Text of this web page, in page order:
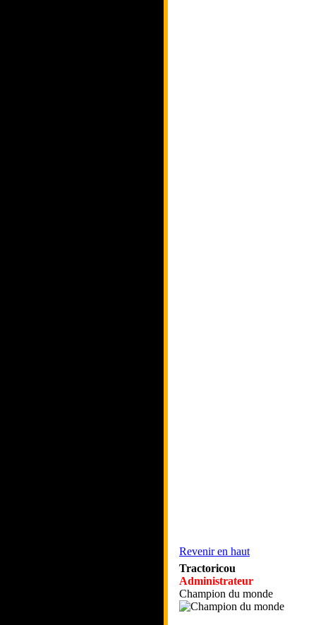
Revenir en haut
Tractoricou
Administrateur
Champion du monde